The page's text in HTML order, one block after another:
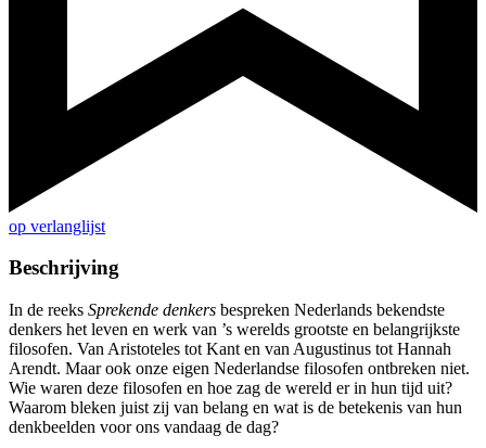
op verlanglijst
Beschrijving
In de reeks Sprekende denkers bespreken Nederlands bekendste
denkers het leven en werk van ’s werelds grootste en belangrijkste
filosofen. Van Aristoteles tot Kant en van Augustinus tot Hannah
Arendt. Maar ook onze eigen Nederlandse filosofen ontbreken niet.
Wie waren deze filosofen en hoe zag de wereld er in hun tijd uit?
Waarom bleken juist zij van belang en wat is de betekenis van hun
denkbeelden voor ons vandaag de dag?